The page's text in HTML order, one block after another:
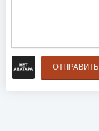
ОТПРАВИТЬ